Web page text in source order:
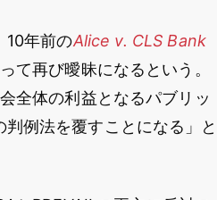
10年前のAlice v. CLS Bank
て再び曖昧になるという。
全体の利益となるパブリッ
例法を覆すことになる」と